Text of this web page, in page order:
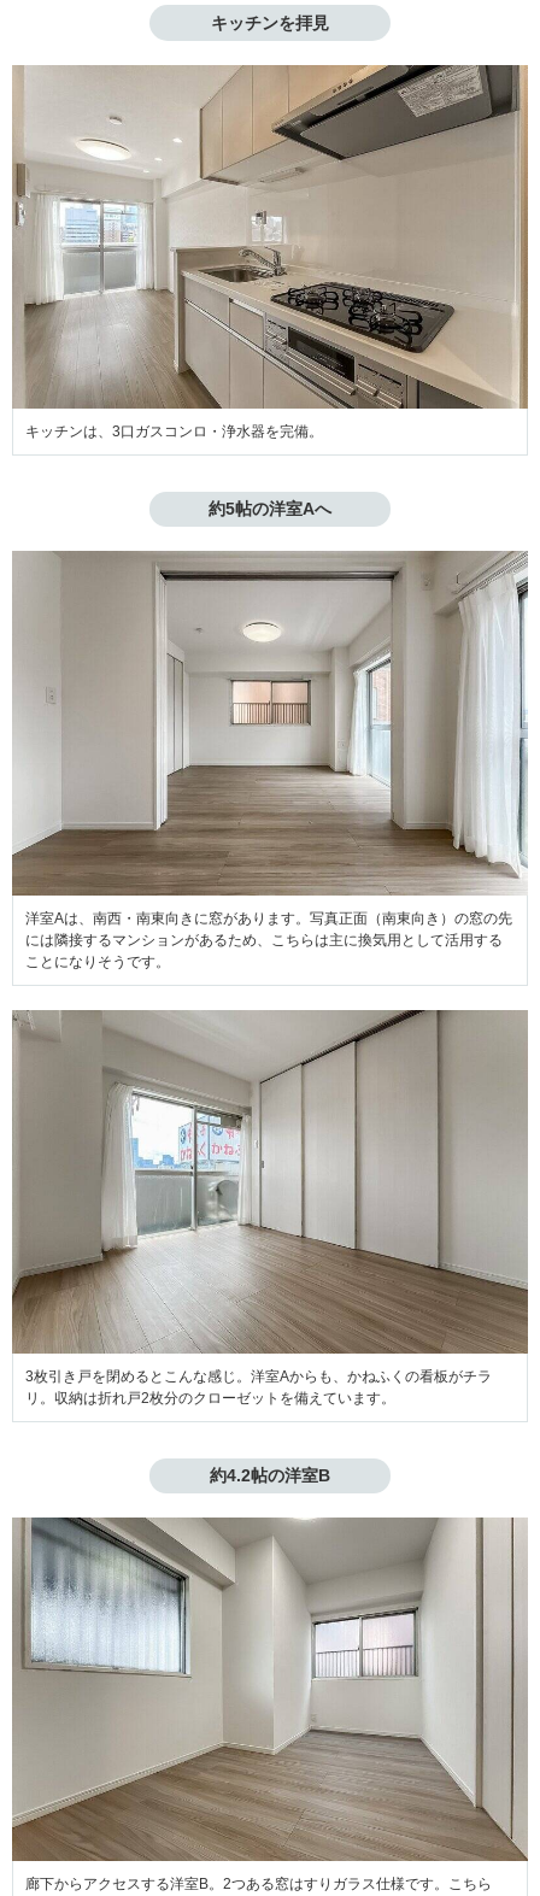
キッチンを拝見
キッチンは、3口ガスコンロ・浄水器を完備。
約5帖の洋室Aへ
洋室Aは、南西・南東向きに窓があります。写真正面（南東向き）の窓の先
には隣接するマンションがあるため、こちらは主に換気用として活用する
ことになりそうです。
3枚引き戸を閉めるとこんな感じ。洋室Aからも、かねふくの看板がチラ
リ。収納は折れ戸2枚分のクローゼットを備えています。
約4.2帖の洋室B
廊下からアクセスする洋室B。2つある窓はすりガラス仕様です。こちら